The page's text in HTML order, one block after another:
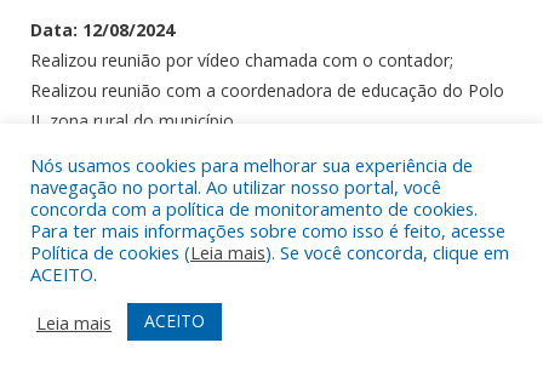
Data: 12/08/2024
Realizou reunião por vídeo chamada com o contador;
Realizou reunião com a coordenadora de educação do Polo
II, zona rural do município.
Data: 11/08/2024
Domingo
Data: 10/08/2024
Nós usamos cookies para melhorar sua experiência de
navegação no portal. Ao utilizar nosso portal, você
concorda com a política de monitoramento de cookies.
Para ter mais informações sobre como isso é feito, acesse
Política de cookies (Leia mais). Se você concorda, clique em
ACEITO.
Leia mais
ACEITO